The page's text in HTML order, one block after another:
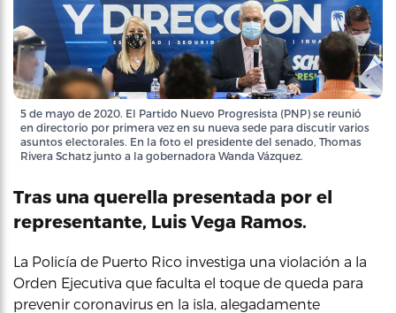
5 de mayo de 2020. El Partido Nuevo Progresista (PNP) se reunió
en directorio por primera vez en su nueva sede para discutir varios
asuntos electorales. En la foto el presidente del senado, Thomas
Rivera Schatz junto a la gobernadora Wanda Vázquez.
Tras una querella presentada por el
representante, Luis Vega Ramos.
La Policía de Puerto Rico investiga una violación a la
Orden Ejecutiva que faculta el toque de queda para
prevenir coronavirus en la isla, alegadamente